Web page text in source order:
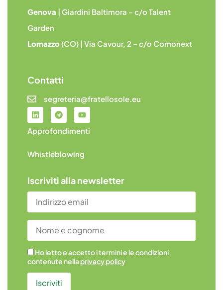
Genova | Giardini Baltimora – c/o Talent
Garden
Lomazzo (CO) | Via Cavour, 2 – c/o Comonext
Contatti
segreteria@fratellosole.eu
Approfondimenti
Whistleblowing
Iscriviti alla newsletter
Ho letto e accetto i termini e le condizioni
contenute nellaprivacy policy